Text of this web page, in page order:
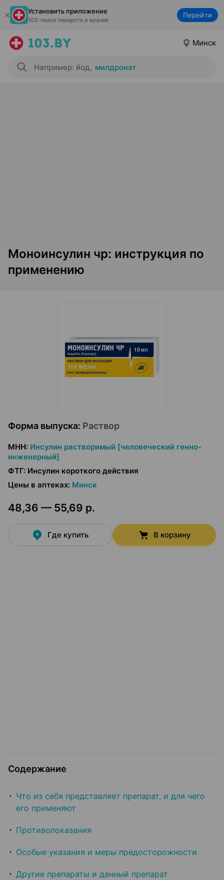
Установить приложение
103: поиск лекарств и врачей
Перейти
Минск
Например: йод, милдронат
Моноинсулин чр: инструкция по
применению
Форма выпуска: Раствор
МНН: Инсулин растворимый [человеческий генно-
инженерный]
ФТГ: Инсулин короткого действия
Цены в аптеках: Минск
48,36 — 55,69 р.
Где купить В корзину
Содержание
Что из себя представляет препарат, и для чего
его применяют
Противопоказания
Особые указания и меры предосторожности
Другие препараты и данный препарат